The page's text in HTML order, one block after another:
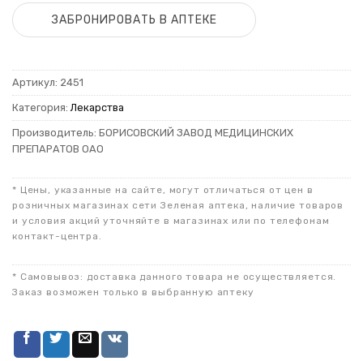
ЗАБРОНИРОВАТЬ В АПТЕКЕ
Артикул: 2451
Категория:Лекарства
Производитель: БОРИСОВСКИЙ ЗАВОД МЕДИЦИНСКИХ
ПРЕПАРАТОВ ОАО
* Цены, указанные на сайте, могут отличаться от цен в
розничных магазинах сети Зеленая аптека, наличие товаров
и условия акций уточняйте в магазинах или по телефонам
контакт-центра.
* Самовывоз: доставка данного товара не осуществляется.
Заказ возможен только в выбранную аптеку